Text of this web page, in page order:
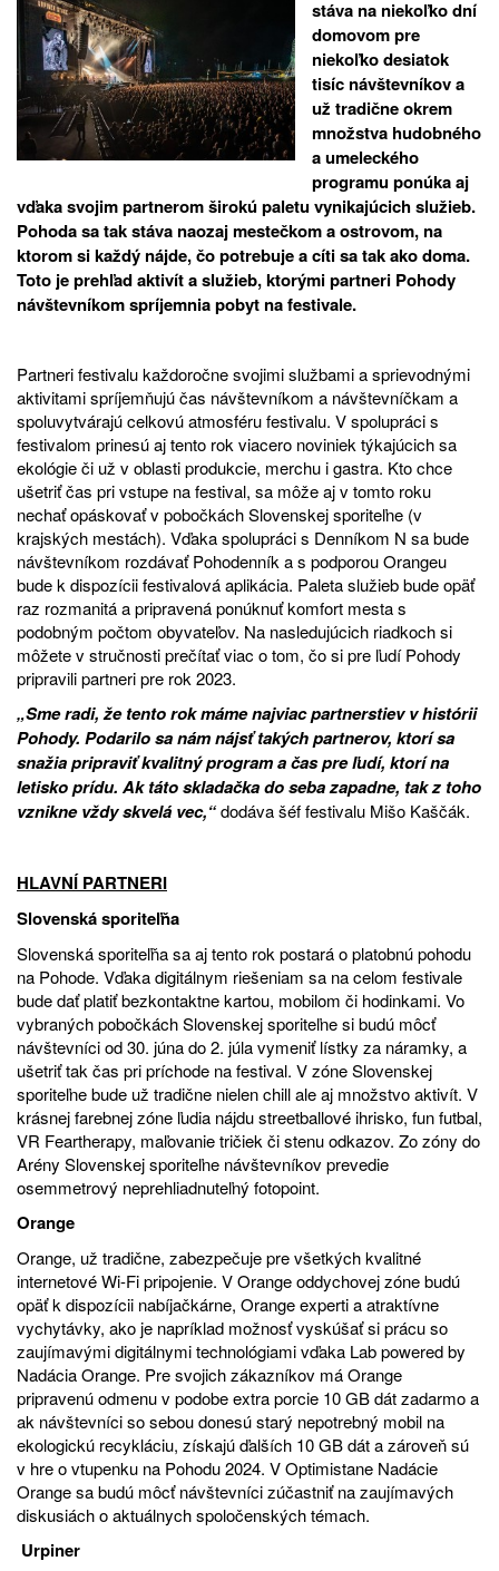
stáva na niekoľko dní
domovom pre
niekoľko desiatok
tisíc návštevníkov a
už tradične okrem
množstva hudobného
a umeleckého
programu ponúka aj
vďaka svojim partnerom širokú paletu vynikajúcich služieb.
Pohoda sa tak stáva naozaj mestečkom a ostrovom, na
ktorom si každý nájde, čo potrebuje a cíti sa tak ako doma.
Toto je prehľad aktivít a služieb, ktorými partneri Pohody
návštevníkom spríjemnia pobyt na festivale.
Partneri festivalu každoročne svojimi službami a sprievodnými
aktivitami spríjemňujú čas návštevníkom a návštevníčkam a
spoluvytvárajú celkovú atmosféru festivalu. V spolupráci s
festivalom prinesú aj tento rok viacero noviniek týkajúcich sa
ekológie či už v oblasti produkcie, merchu i gastra. Kto chce
ušetriť čas pri vstupe na festival, sa môže aj v tomto roku
nechať opáskovať v pobočkách Slovenskej sporiteľne (v
krajských mestách). Vďaka spolupráci s Denníkom N sa bude
návštevníkom rozdávať Pohodenník a s podporou Orangeu
bude k dispozícii festivalová aplikácia. Paleta služieb bude opäť
raz rozmanitá a pripravená ponúknuť komfort mesta s
podobným počtom obyvateľov. Na nasledujúcich riadkoch si
môžete v stručnosti prečítať viac o tom, čo si pre ľudí Pohody
pripravili partneri pre rok 2023.
„Sme radi, že tento rok máme najviac partnerstiev v histórii
Pohody. Podarilo sa nám nájsť takých partnerov, ktorí sa
snažia pripraviť kvalitný program a čas pre ľudí, ktorí na
letisko prídu. Ak táto skladačka do seba zapadne, tak z toho
vznikne vždy skvelá vec,“dodáva šéf festivalu Mišo Kaščák.
HLAVNÍ PARTNERI
Slovenská sporiteľňa
Slovenská sporiteľňa sa aj tento rok postará o platobnú pohodu
na Pohode. Vďaka digitálnym riešeniam sa na celom festivale
bude dať platiť bezkontaktne kartou, mobilom či hodinkami. Vo
vybraných pobočkách Slovenskej sporiteľne si budú môcť
návštevníci od 30. júna do 2. júla vymeniť lístky za náramky, a
ušetriť tak čas pri príchode na festival. V zóne Slovenskej
sporiteľne bude už tradične nielen chill ale aj množstvo aktivít. V
krásnej farebnej zóne ľudia nájdu streetballové ihrisko, fun futbal,
VR Feartherapy, maľovanie tričiek či stenu odkazov. Zo zóny do
Arény Slovenskej sporiteľne návštevníkov prevedie
osemmetrový neprehliadnuteľný fotopoint.
Orange
Orange, už tradične, zabezpečuje pre všetkých kvalitné
internetové Wi-Fi pripojenie. V Orange oddychovej zóne budú
opäť k dispozícii nabíjačkárne, Orange experti a atraktívne
vychytávky, ako je napríklad možnosť vyskúšať si prácu so
zaujímavými digitálnymi technológiami vďaka Lab powered by
Nadácia Orange. Pre svojich zákazníkov má Orange
pripravenú odmenu v podobe extra porcie 10 GB dát zadarmo a
ak návštevníci so sebou donesú starý nepotrebný mobil na
ekologickú recykláciu, získajú ďalších 10 GB dát a zároveň sú
v hre o vtupenku na Pohodu 2024. V Optimistane Nadácie
Orange sa budú môcť návštevníci zúčastniť na zaujímavých
diskusiách o aktuálnych spoločenských témach.
Urpiner